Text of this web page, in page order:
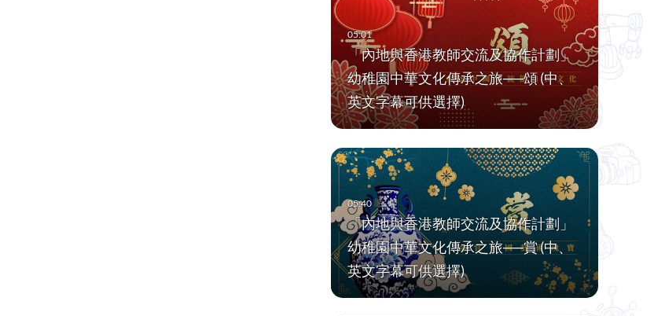
「內地與香港教師交流及協作計劃」
幼稚園中華文化傳承之旅──頌 (中、
英文字幕可供選擇)
「內地與香港教師交流及協作計劃」
幼稚園中華文化傳承之旅──賞 (中、
英文字幕可供選擇)